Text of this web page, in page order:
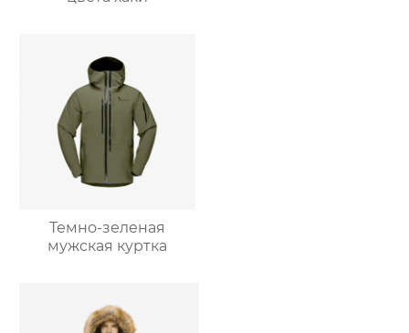
Темно-зеленая
мужская куртка